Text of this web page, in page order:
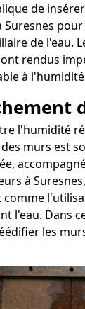
de
Suresnes
de l'eau.
rendus
à
l'humidité
murs est
à
comme
l'eau. Dans
les